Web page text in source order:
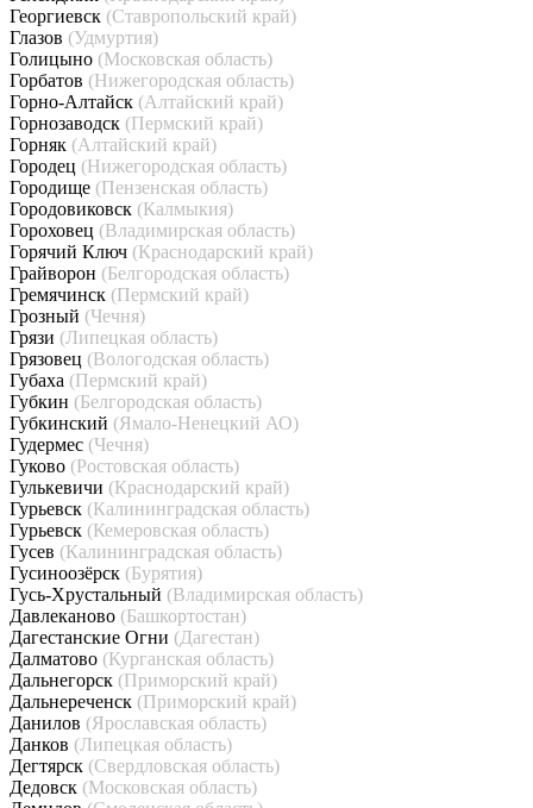
Георгиевск (Ставропольский край)
Глазов (Удмуртия)
Голицыно (Московская область)
Горбатов (Нижегородская область)
Горно-Алтайск (Алтайский край)
Горнозаводск (Пермский край)
Горняк (Алтайский край)
Городец (Нижегородская область)
Городище (Пензенская область)
Городовиковск (Калмыкия)
Гороховец (Владимирская область)
Горячий Ключ (Краснодарский край)
Грайворон (Белгородская область)
Гремячинск (Пермский край)
Грозный (Чечня)
Грязи (Липецкая область)
Грязовец (Вологодская область)
Губаха (Пермский край)
Губкин (Белгородская область)
Губкинский (Ямало-Ненецкий АО)
Гудермес (Чечня)
Гуково (Ростовская область)
Гулькевичи (Краснодарский край)
Гурьевск (Калининградская область)
Гурьевск (Кемеровская область)
Гусев (Калининградская область)
Гусиноозёрск (Бурятия)
Гусь-Хрустальный (Владимирская область)
Давлеканово (Башкортостан)
Дагестанские Огни (Дагестан)
Далматово (Курганская область)
Дальнегорск (Приморский край)
Дальнереченск (Приморский край)
Данилов (Ярославская область)
Данков (Липецкая область)
Дегтярск (Свердловская область)
Дедовск (Московская область)